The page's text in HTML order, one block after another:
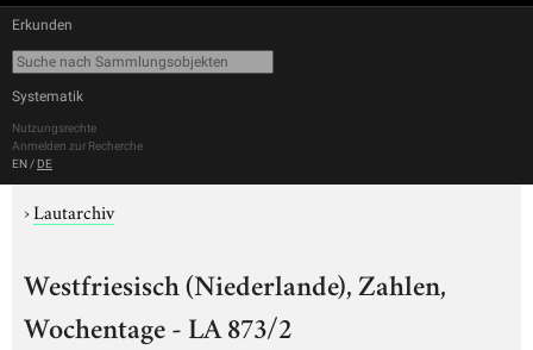
Erkunden
Systematik
Nutzungsrechte
Anmelden zur Recherche
EN / DE
›Lautarchiv
Westfriesisch (Niederlande), Zahlen,
Wochentage - LA 873/2